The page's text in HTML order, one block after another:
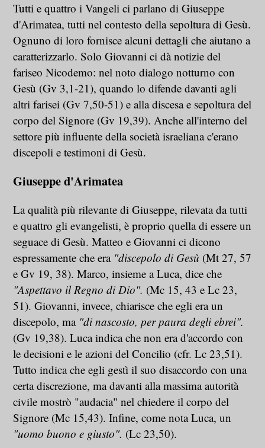
Tutti e quattro i Vangeli ci parlano di Giuseppe
d'Arimatea, tutti nel contesto della sepoltura di Gesù.
Ognuno di loro fornisce alcuni dettagli che aiutano a
caratterizzarlo. Solo Giovanni ci dà notizie del
fariseo Nicodemo: nel noto dialogo notturno con
Gesù (Gv 3,1-21), quando lo difende davanti agli
altri farisei (Gv 7,50-51) e alla discesa e sepoltura del
corpo del Signore (Gv 19,39). Anche all'interno del
settore più influente della società israeliana c'erano
discepoli e testimoni di Gesù.
Giuseppe d'Arimatea
La qualità più rilevante di Giuseppe, rilevata da tutti
e quattro gli evangelisti, è proprio quella di essere un
seguace di Gesù. Matteo e Giovanni ci dicono
espressamente che era "discepolo di Gesù (Mt 27, 57
e Gv 19, 38). Marco, insieme a Luca, dice che
"Aspettavo il Regno di Dio". (Mc 15, 43 e Lc 23,
51). Giovanni, invece, chiarisce che egli era un
discepolo, ma"di nascosto, per paura degli ebrei".
(Gv 19,38). Luca indica che non era d'accordo con
le decisioni e le azioni del Concilio (cfr. Lc 23,51).
Tutto indica che egli gestì il suo disaccordo con una
certa discrezione, ma davanti alla massima autorità
civile mostrò "audacia" nel chiedere il corpo del
Signore (Mc 15,43). Infine, come nota Luca, un
"uomo buono e giusto". (Lc 23,50).